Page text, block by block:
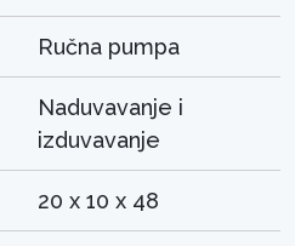
Ručna pumpa
Naduvavanje i
izduvavanje
20 x 10 x 48